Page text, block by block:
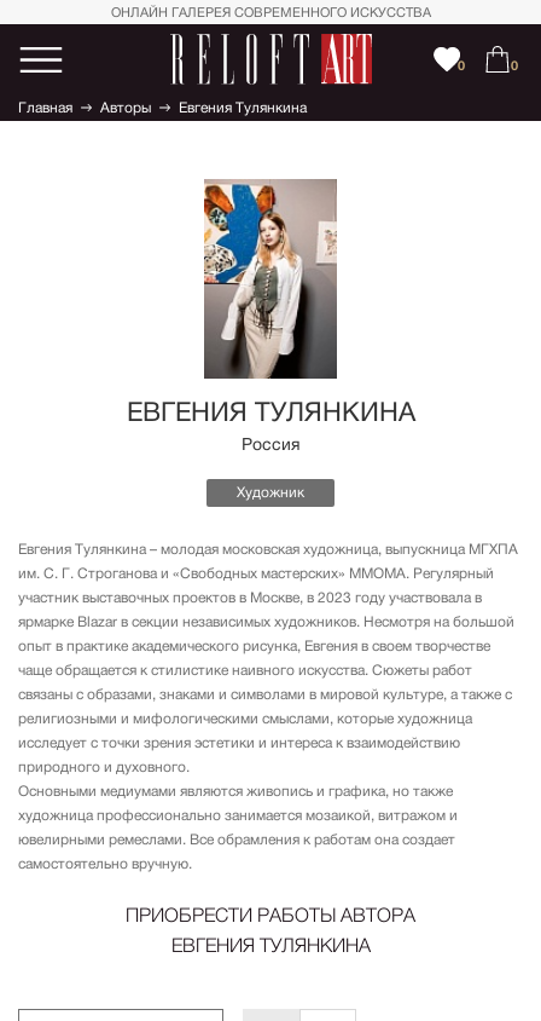
ОНЛАЙН ГАЛЕРЕЯ СОВРЕМЕННОГО ИСКУССТВА
0 0
Главная Авторы Евгения Тулянкина
ЕВГЕНИЯ ТУЛЯНКИНА
Россия
Художник
Евгения Тулянкина– молодая московская художница, выпускница МГХПА
им. С. Г. Строганова и «Свободных мастерских» ММОМА. Регулярный
участник выставочных проектов в Москве, в 2023 году участвовала в
ярмарке Blazar в секции независимых художников. Несмотря на большой
опыт в практике академического рисунка, Евгения в своем творчестве
чаще обращается к стилистике наивного искусства. Сюжеты работ
связаны с образами, знаками и символами в мировой культуре, а также с
религиозными и мифологическими смыслами, которые художница
исследует с точки зрения эстетики и интереса к взаимодействию
природного и духовного.
Основными медиумами являются живопись и графика, но также
художница профессионально занимается мозаикой, витражом и
ювелирными ремеслами. Все обрамления к работам она создает
самостоятельно вручную.
ПРИОБРЕСТИ РАБОТЫ АВТОРА
ЕВГЕНИЯ ТУЛЯНКИНА